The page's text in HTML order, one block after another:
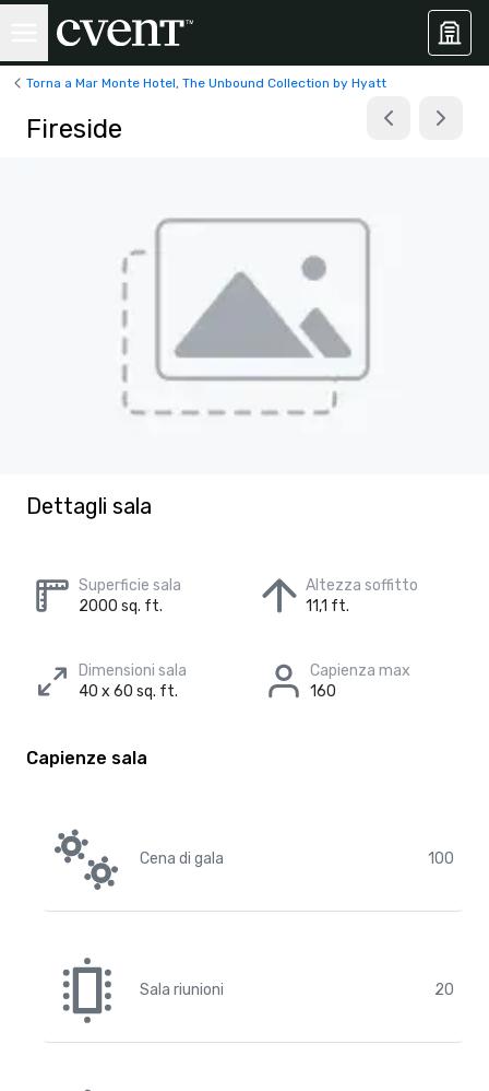
Torna a Mar Monte Hotel, The Unbound Collection by Hyatt
Fireside
Dettagli sala
Superficie sala
2000 sq. ft.
Altezza soffitto
11,1 ft.
Dimensioni sala
40 x 60 sq. ft.
Capienza max
160
Capienze sala
Cena di gala 100
Sala riunioni 20